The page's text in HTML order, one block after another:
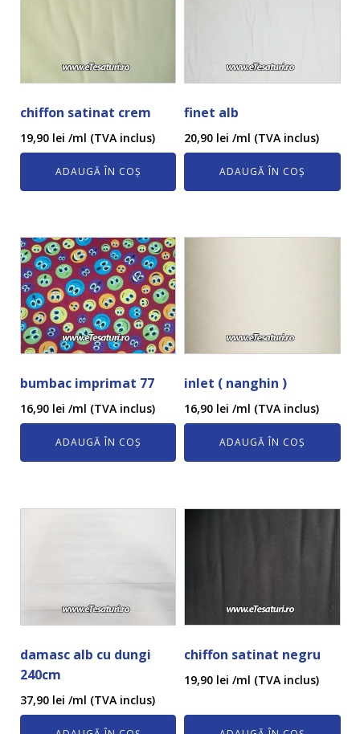
chiffon satinat crem
19,90 lei /ml (TVA inclus)
ADAUGĂ ÎN COȘ
finet alb
20,90 lei /ml (TVA inclus)
ADAUGĂ ÎN COȘ
bumbac imprimat 77
16,90 lei /ml (TVA inclus)
ADAUGĂ ÎN COȘ
inlet ( nanghin )
16,90 lei /ml (TVA inclus)
ADAUGĂ ÎN COȘ
damasc alb cu dungi
240cm
37,90 lei /ml (TVA inclus)
chiffon satinat negru
19,90 lei /ml (TVA inclus)